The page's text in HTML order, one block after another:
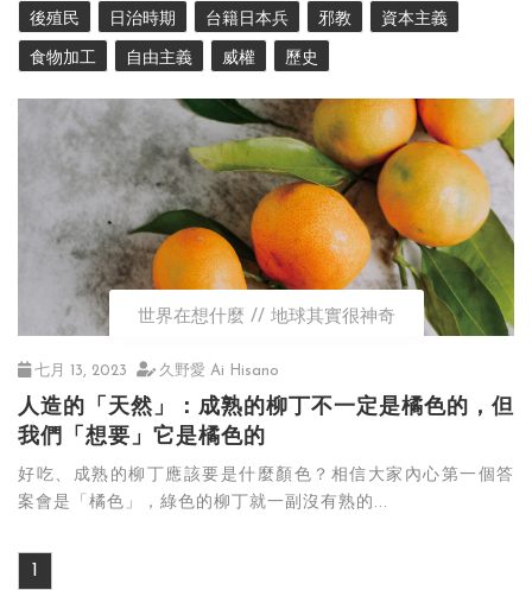
影片專區
後殖民 日治時期 台籍日本兵 邪教 資本主義
食物加工 自由主義 威權 歷史
世界在想什麼 地球其實很神奇
七月 13, 2023 久野愛 Ai Hisano
人造的「天然」：成熟的柳丁不一定是橘色的，但
我們「想要」它是橘色的
好吃、成熟的柳丁應該要是什麼顏色？相信大家內心第一個答
案會是「橘色」，綠色的柳丁就一副沒有熟的...
1